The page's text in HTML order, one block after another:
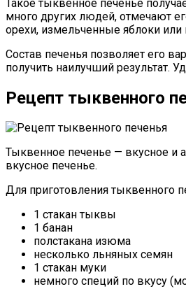
Такое тыквенное печенье
много других людей, отмечают
орехи, измельченные яблоки или
Состав печенья позволяет его
получить наилучший результат.
Рецепт тыквенного
Тыквенное печенье — вкусное и
вкусное печенье.
Для приготовления тыквенного
1 стакан тыквы
1 банан
полстакана изюма
несколько льняных семян
1 стакан муки
немного специй по вкусу